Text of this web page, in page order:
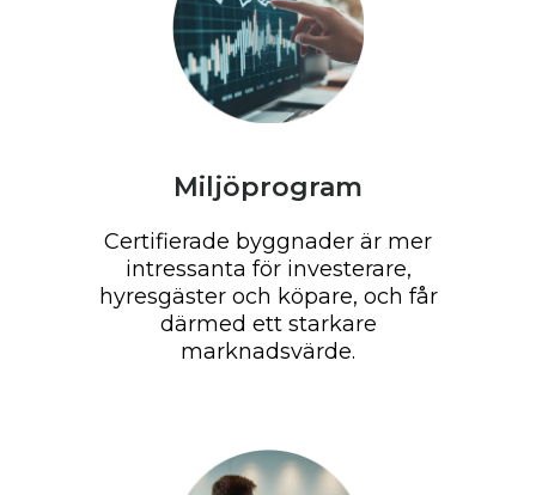
Miljöprogram
Certifierade byggnader är mer
intressanta för investerare,
hyresgäster och köpare, och får
därmed ett starkare
marknadsvärde.